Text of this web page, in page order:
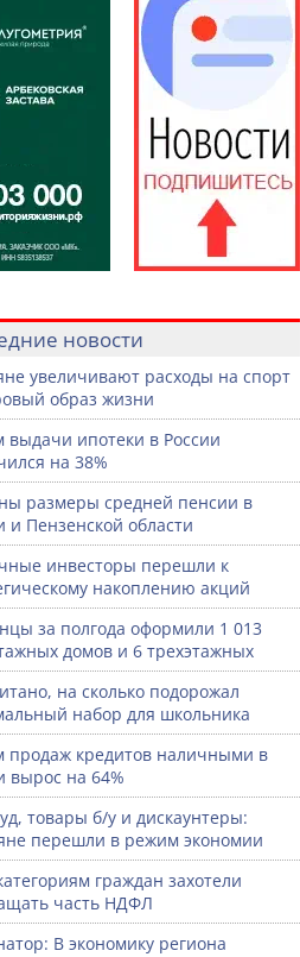
новости
увеличивают расходы на спорт
образ жизни
выдачи ипотеки в России
на 38%
размеры средней пенсии в
и Пензенской области
инвесторы перешли к
накоплению акций
за полгода оформили 1 013
домов и 6 трехэтажных
на сколько подорожал
набор для школьника
продаж кредитов наличными в
вырос на 64%
товары б/у и дискаунтеры:
перешли в режим экономии
граждан захотели
часть НДФЛ
В экономику региона